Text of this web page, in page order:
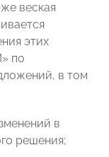
веская
этих
по
в том
в
решения;